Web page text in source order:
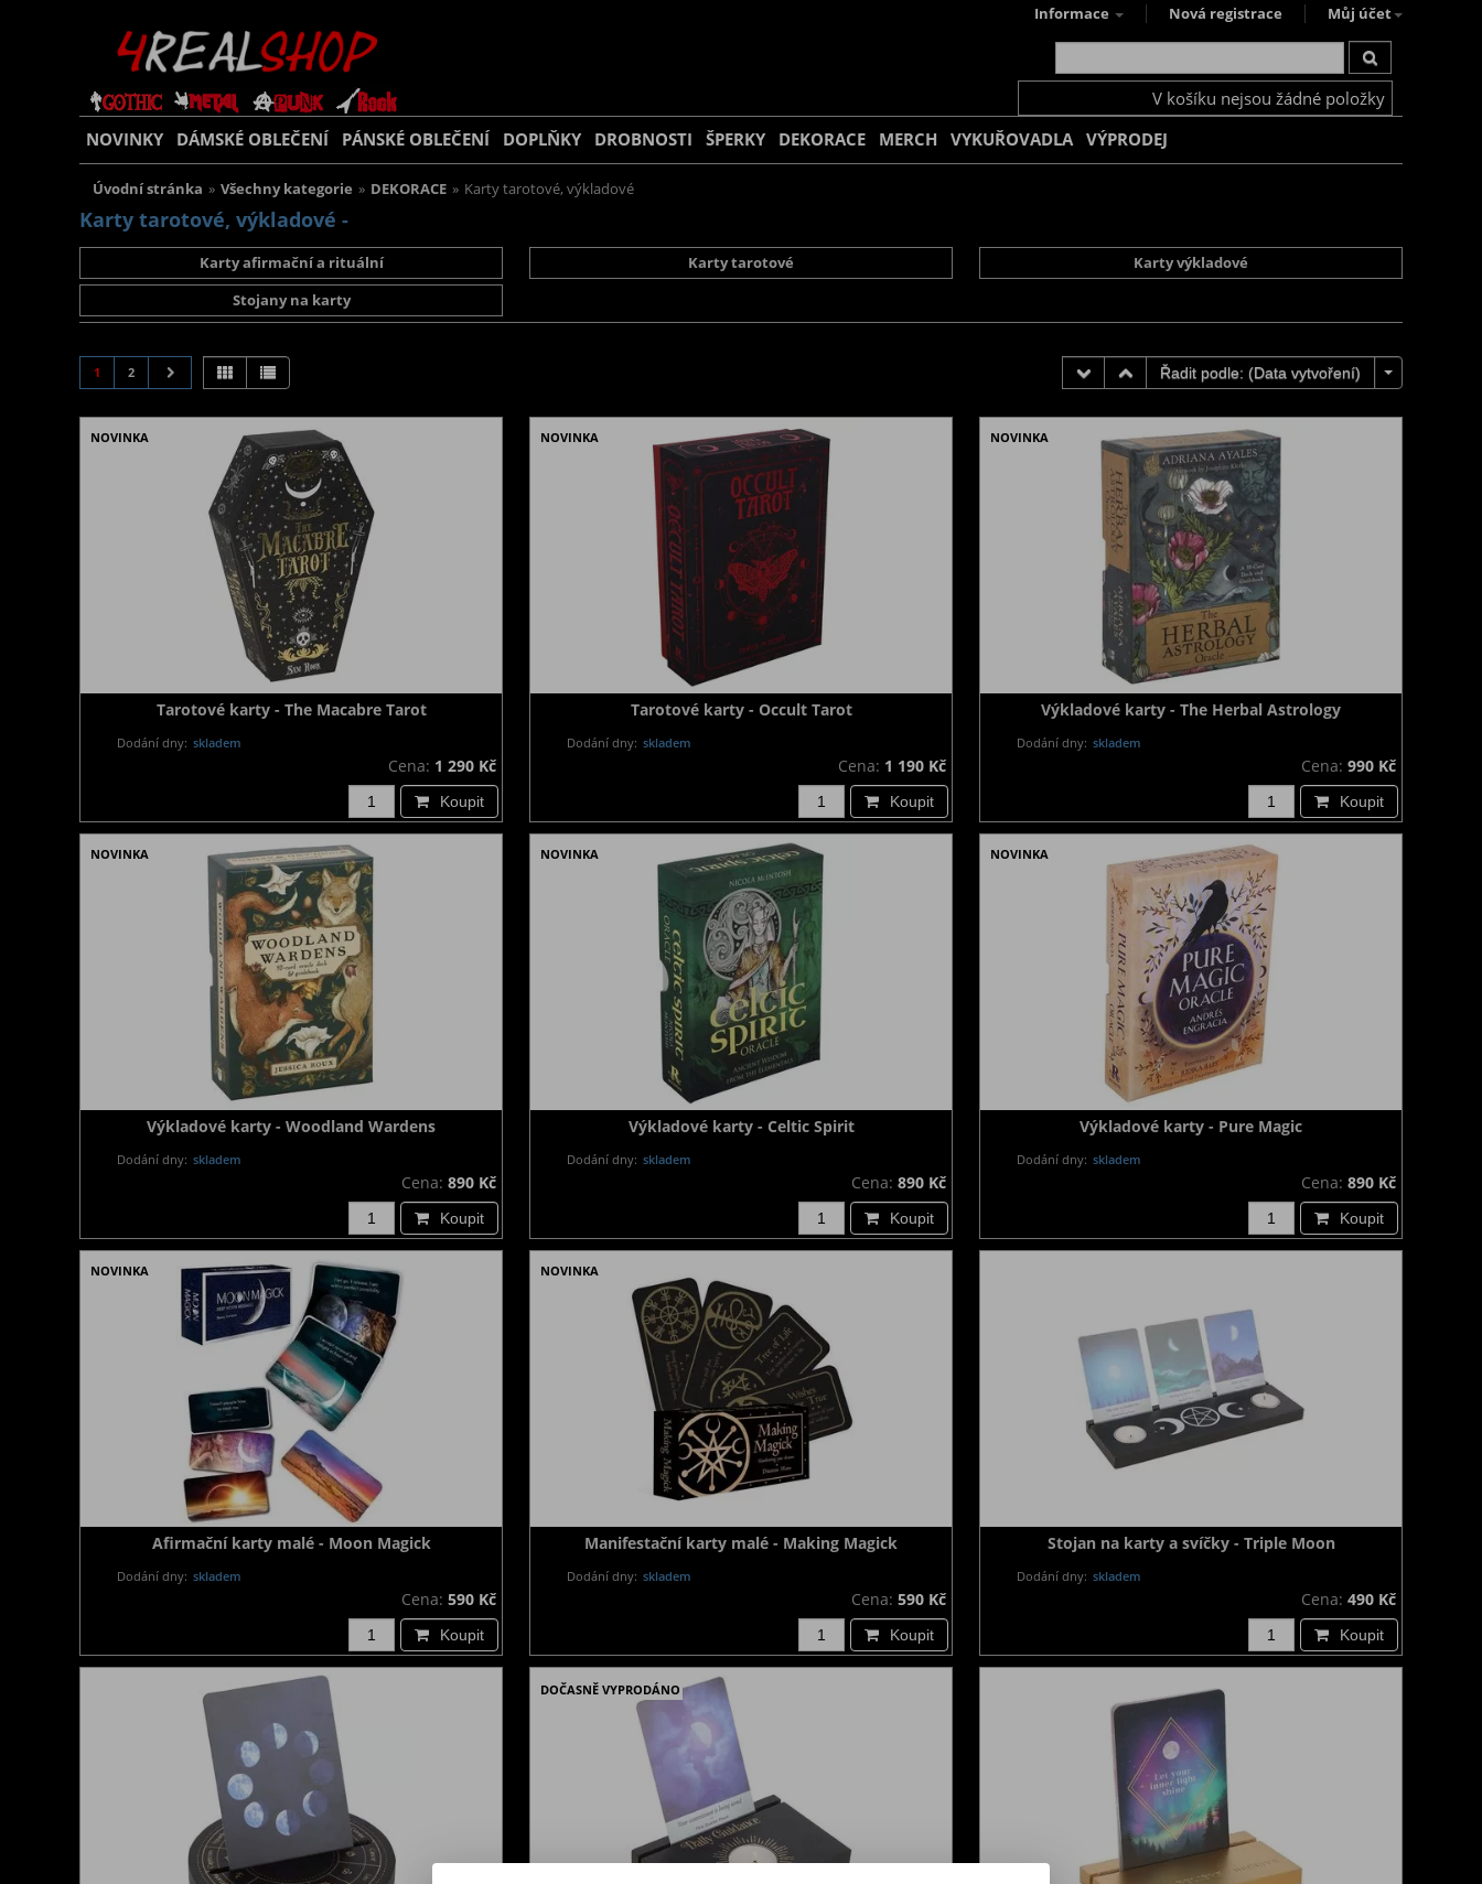
Informace Nová registrace Můj účet
V košíku nejsou žádné položky
NOVINKY DÁMSKÉ OBLEČENÍ PÁNSKÉ OBLEČENÍ DOPLŇKY DROBNOSTI ŠPERKY DEKORACE MERCH VYKUŘOVADLA VÝPRODEJ
Úvodní stránka » Všechny kategorie » DEKORACE » Karty tarotové, výkladové
Karty tarotové, výkladové -
Karty afirmační a rituální Karty tarotové
Karty výkladové
Stojany na karty
1 2 Řadit podle: (Data vytvoření)
NOVINKA
Tarotové karty - The Macabre Tarot
Dodání dny: skladem
Cena: 1 290 Kč
Koupit
NOVINKA
Tarotové karty - Occult Tarot
Dodání dny: skladem
Cena: 1 190 Kč
Koupit
NOVINKA
Výkladové karty - The Herbal Astrology
Dodání dny: skladem
Cena: 990 Kč
Koupit
NOVINKA
Výkladové karty - Woodland Wardens
Dodání dny: skladem
Cena: 890 Kč
Koupit
NOVINKA
Výkladové karty - Celtic Spirit
Dodání dny: skladem
Cena: 890 Kč
Koupit
NOVINKA
Výkladové karty - Pure Magic
Dodání dny: skladem
Cena: 890 Kč
Koupit
NOVINKA
Afirmační karty malé - Moon Magick
Dodání dny: skladem
Cena: 590 Kč
Koupit
NOVINKA
Manifestační karty malé - Making Magick
Dodání dny: skladem
Cena: 590 Kč
Koupit
Stojan na karty a svíčky - Triple Moon
Dodání dny: skladem
Cena: 490 Kč
Koupit
DOČASNĚ VYPRODÁNO